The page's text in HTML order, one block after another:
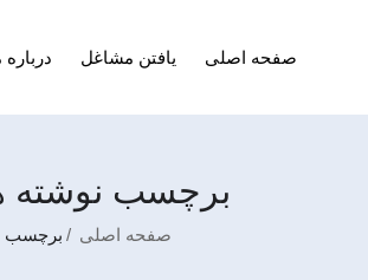
صفحه اصلی یافتن مشاغل درباره
برچسب نوشته
صفحه اصلی برچسب